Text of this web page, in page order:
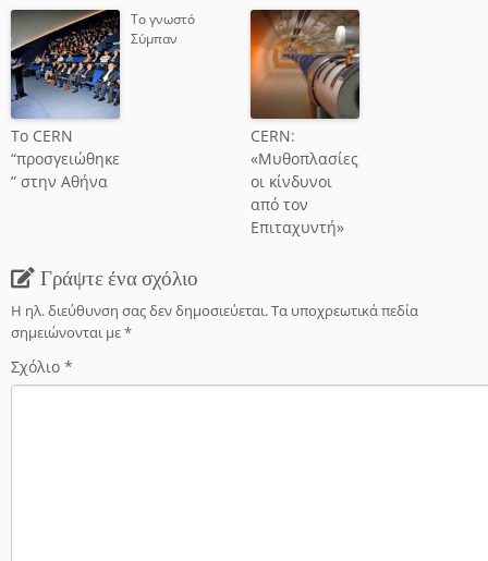
Το CERN
“προσγειώθηκε
” στην Αθήνα
To γνωστό
Σύμπαν
CERN:
«Μυθοπλασίες
οι κίνδυνοι
από τον
Επιταχυντή»
Γράψτε ένα σχόλιο
Η ηλ. διεύθυνση σας δεν δημοσιεύεται.Τα υποχρεωτικά πεδία
σημειώνονται με*
Σχόλιο *